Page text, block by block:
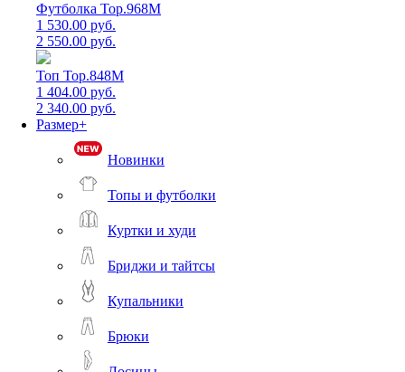
Футболка Top.968M
1 530.00 руб.
2 550.00 руб.
Топ Top.848M
1 404.00 руб.
2 340.00 руб.
Размер+
Новинки
Топы и футболки
Куртки и худи
Бриджи и тайтсы
Купальники
Брюки